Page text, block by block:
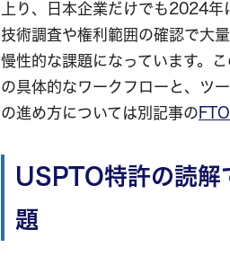
上り、日本企業だけでも2024
技術調査や権利範囲の確認で大
慢性的な課題になっています。
の具体的なワークフローと、ツ
の進め方については別記事の
USPTO特許の読解
題